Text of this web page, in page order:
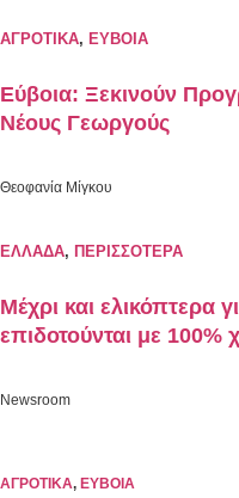
ΑΓΡΟΤΙΚΑ, ΕΥΒΟΙΑ
Εύβοια: Ξεκινούν
Νέους Γεωργούς
Θεοφανία Μίγκου
ΕΛΛΑΔΑ, ΠΕΡΙΣΣΟΤΕΡΑ
Μέχρι και ελικόπτερα
επιδοτούνται με 100%
Newsroom
ΑΓΡΟΤΙΚΑ, ΕΥΒΟΙΑ